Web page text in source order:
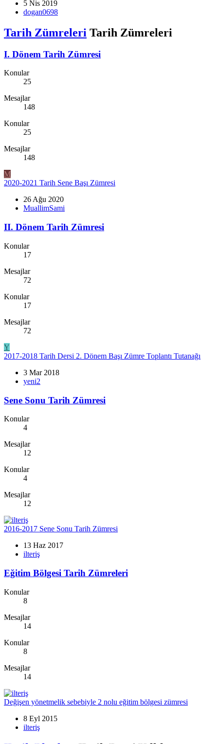
5 Nis 2019
dogan0698
Tarih Zümreleri Tarih Zümreleri
I. Dönem Tarih Zümresi
Konular
25
Mesajlar
148
Konular
25
Mesajlar
148
M
2020-2021 Tarih Sene Başı Zümresi
26 Ağu 2020
MuallimSami
II. Dönem Tarih Zümresi
Konular
17
Mesajlar
72
Konular
17
Mesajlar
72
Y
2017-2018 Tarih Dersi 2. Dönem Başı Zümre Toplantı Tutanağı
3 Mar 2018
yeni2
Sene Sonu Tarih Zümresi
Konular
4
Mesajlar
12
Konular
4
Mesajlar
12
2016-2017 Sene Sonu Tarih Zümresi
13 Haz 2017
ilteriş
Eğitim Bölgesi Tarih Zümreleri
Konular
8
Mesajlar
14
Konular
8
Mesajlar
14
Değişen yönetmelik sebebiyle 2 nolu eğitim bölgesi zümresi
8 Eyl 2015
ilteriş